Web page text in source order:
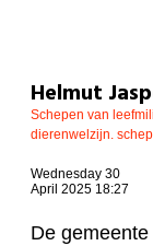
Helmut
Schepen van
dierenwelzijn.
Wednesday 30
April 2025 18:27
De